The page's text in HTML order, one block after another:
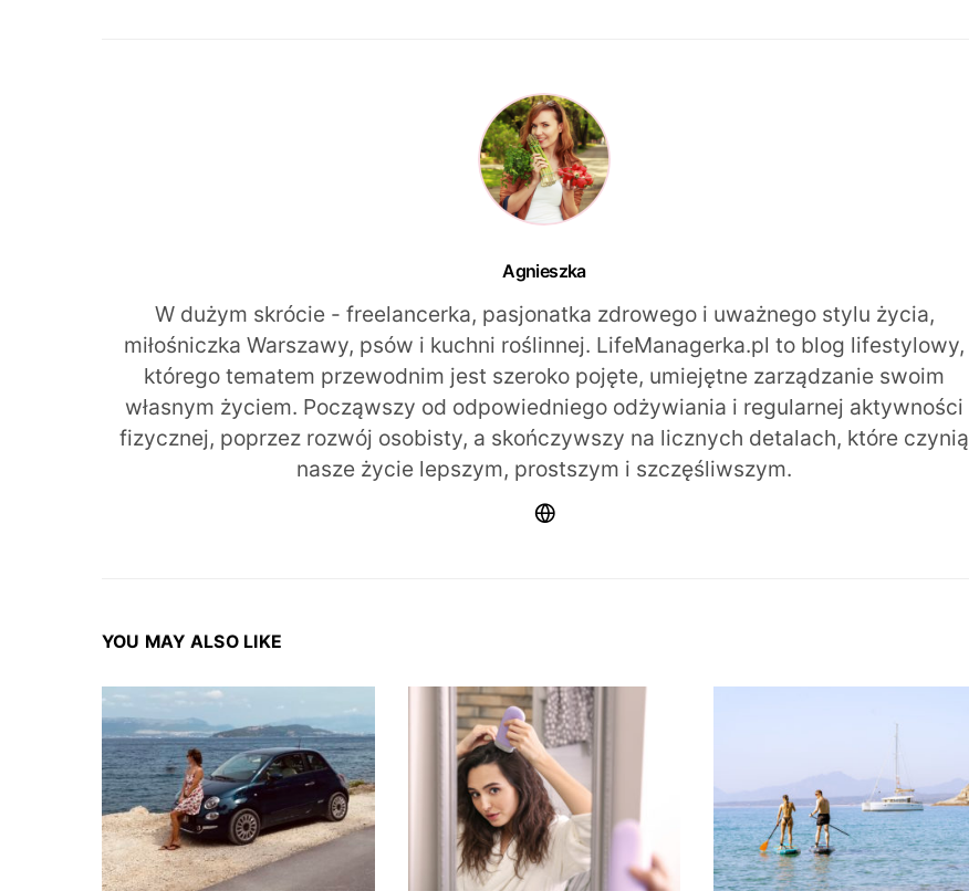
Agnieszka
W dużym skrócie - freelancerka, pasjonatka zdrowego i uważnego stylu życia,
miłośniczka Warszawy, psów i kuchni roślinnej. LifeManagerka.pl to blog lifestylowy,
którego tematem przewodnim jest szeroko pojęte, umiejętne zarządzanie swoim
własnym życiem. Począwszy od odpowiedniego odżywiania i regularnej aktywności
fizycznej, poprzez rozwój osobisty, a skończywszy na licznych detalach, które czynią
nasze życie lepszym, prostszym i szczęśliwszym.
YOU MAY ALSO LIKE